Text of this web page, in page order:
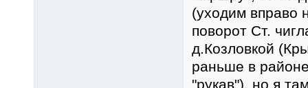
(уходим вправо
поворот Ст.
д.Козловкой
раньше в
"рукав"), но я